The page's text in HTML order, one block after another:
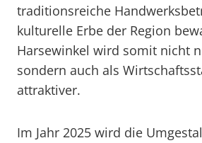
traditionsreiche
kulturelle Erbe der Region
Harsewinkel wird somit nicht
sondern auch als
attraktiver.
Im Jahr 2025 wird die